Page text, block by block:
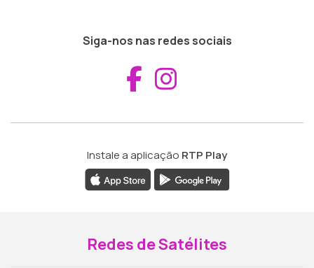
Siga-nos nas redes sociais
Aceder ao
Instale a aplicação RTP Play
Redes de Satélites